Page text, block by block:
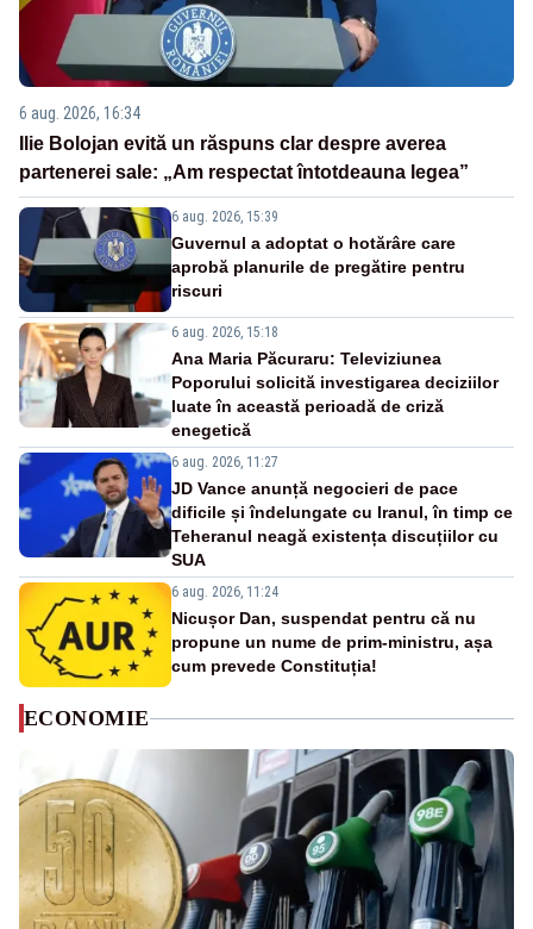
6 aug. 2026, 16:34
Ilie Bolojan evită un răspuns clar despre averea
partenerei sale: „Am respectat întotdeauna legea”
6 aug. 2026, 15:39
Guvernul a adoptat o hotărâre care
aprobă planurile de pregătire pentru
riscuri
6 aug. 2026, 15:18
Ana Maria Păcuraru: Televiziunea
Poporului solicită investigarea deciziilor
luate în această perioadă de criză
enegetică
6 aug. 2026, 11:27
JD Vance anunță negocieri de pace
dificile și îndelungate cu Iranul, în timp ce
Teheranul neagă existența discuțiilor cu
SUA
6 aug. 2026, 11:24
Nicușor Dan, suspendat pentru că nu
propune un nume de prim-ministru, așa
cum prevede Constituția!
ECONOMIE